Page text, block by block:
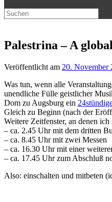
Suchen
nach:
Palestrina – A
Veröffentlicht am 20. November
Was tun, wenn alle
unendliche Fülle geistlicher
Dom zu Augsburg ein
Gleich zu Beginn (nach der
Weitere Zeitfenster, an denen
– ca. 2.45 Uhr mit dem dritten
– ca. 8.45 Uhr mit zwei Messen
– ca. 16.30 Uhr mit einer
– ca. 17.45 Uhr zum Abschluß
Also: einschalten und mitbeten